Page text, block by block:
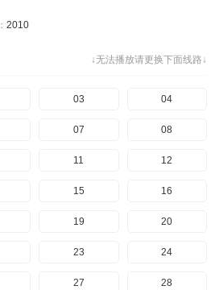
2010
↓无法播放请更换下面线路↓
03 04
07 08
11 12
15 16
19 20
23 24
27 28